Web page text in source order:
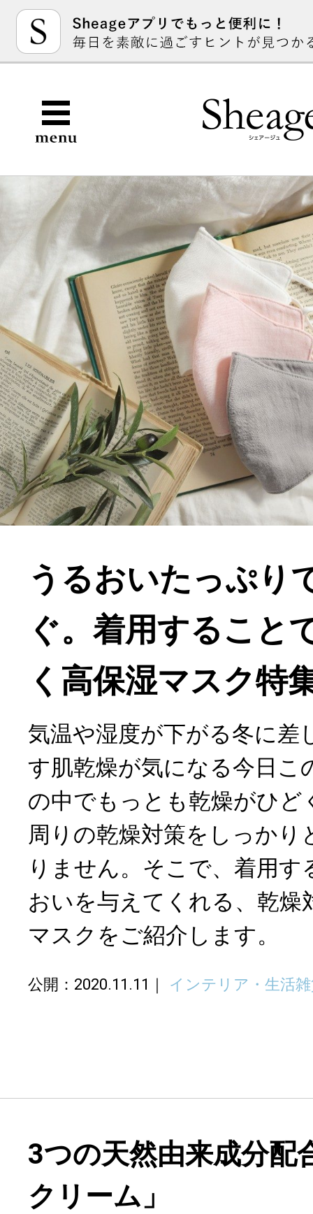
うるおいたっぷり
ぐ。着用すること
く高保湿マスク特
気温や湿度が下がる冬に差
す肌乾燥が気になる今日こ
の中でもっとも乾燥がひど
周りの乾燥対策をしっかり
りません。そこで、着用
おいを与えてくれる、乾燥
マスクをご紹介します。
公開：2020.11.11 インテリア・生活
3つの天然由来成分配
クリーム」